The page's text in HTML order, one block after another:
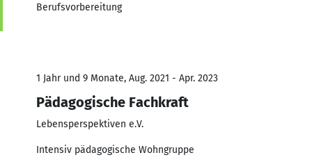
Berufsvorbereitung
1 Jahr und 9 Monate, Aug. 2021 - Apr. 2023
Pädagogische Fachkraft
Lebensperspektiven e.V.
Intensiv pädagogische Wohngruppe